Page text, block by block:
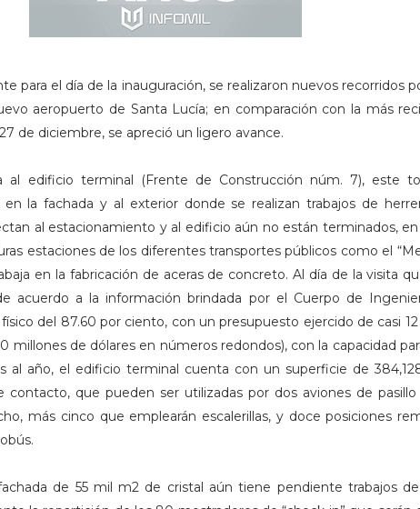
para el día de la inauguración, se realizaron nuevos recorridos
aeropuerto de Santa Lucía; en comparación con la más
de diciembre, se apreció un ligero avance.
al edificio terminal (Frente de Construcción núm. 7), este
en la fachada y al exterior donde se realizan trabajos de
al estacionamiento y al edificio aún no están terminados,
estaciones de los diferentes transportes públicos como el
en la fabricación de aceras de concreto. Al día de la visita
acuerdo a la información brindada por el Cuerpo de
del 87.60 por ciento, con un presupuesto ejercido de casi
millones de dólares en números redondos), con la capacidad
al año, el edificio terminal cuenta con un superficie de
contacto, que pueden ser utilizadas por dos aviones de
más cinco que emplearán escalerillas, y doce posiciones
de 55 mil m2 de cristal aún tiene pendiente trabajos de